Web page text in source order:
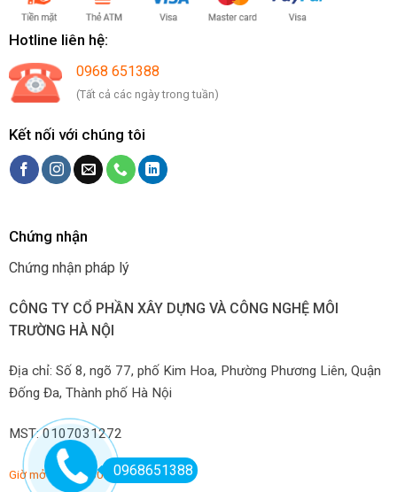
Hotline liên hệ:
0968 651388
(Tất cả các ngày trong tuần)
Kết nối với chúng tôi
Chứng nhận
Chứng nhận pháp lý
CÔNG TY CỔ PHẦN XÂY DỰNG VÀ CÔNG NGHỆ MÔI
TRƯỜNG HÀ NỘI
Địa chỉ: Số 8, ngõ 77, phố Kim Hoa, Phường Phương Liên, Quận
Đống Đa, Thành phố Hà Nội
MST: 0107031272
Giờ mở hàng: 7:00-22:00 hàng ngày
0968651388